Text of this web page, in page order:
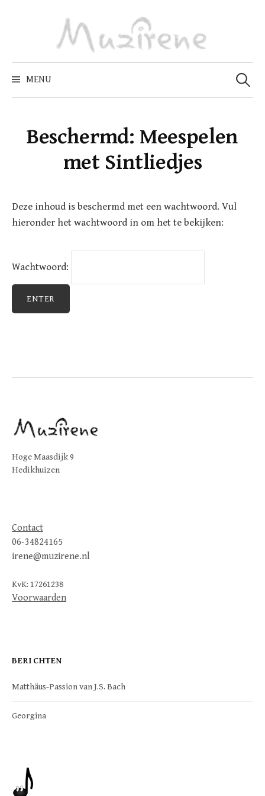
MENU
Zoeken
naar:
Beschermd: Meespelen
met Sintliedjes
Deze inhoud is beschermd met een wachtwoord. Vul
hieronder het wachtwoord in om het te bekijken:
Wachtwoord:
Hoge Maasdijk 9
Hedikhuizen
Contact
06-34824165
irene@muzirene.nl
KvK: 17261238
Voorwaarden
BERICHTEN
Matthäus-Passion van J.S. Bach
Georgina